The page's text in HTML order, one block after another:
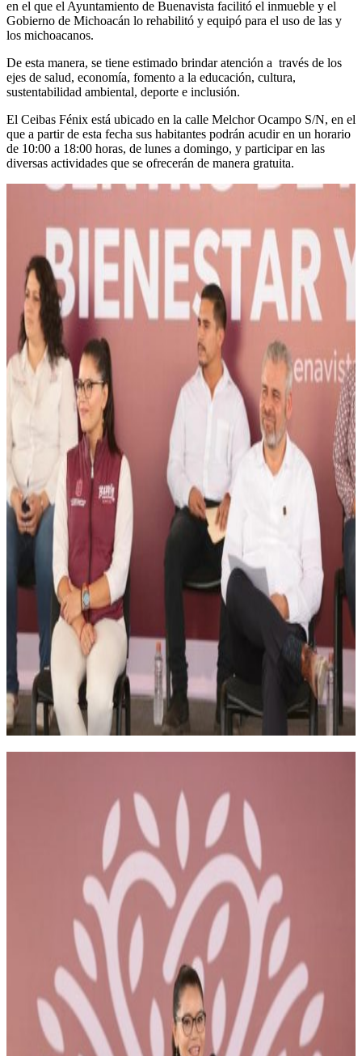
en el que el Ayuntamiento de Buenavista facilitó el inmueble y el
Gobierno de Michoacán lo rehabilitó y equipó para el uso de las y
los michoacanos.
De esta manera, se tiene estimado brindar atención a través de los
ejes de salud, economía, fomento a la educación, cultura,
sustentabilidad ambiental, deporte e inclusión.
El Ceibas Fénix está ubicado en la calle Melchor Ocampo S/N, en el
que a partir de esta fecha sus habitantes podrán acudir en un horario
de 10:00 a 18:00 horas, de lunes a domingo, y participar en las
diversas actividades que se ofrecerán de manera gratuita.